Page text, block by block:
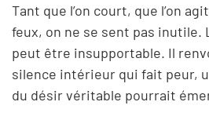
Tant que l’on court, que l’on
feux, on ne se sent pas inutile.
peut être insupportable. Il
silence intérieur qui fait peur,
du désir véritable pourrait